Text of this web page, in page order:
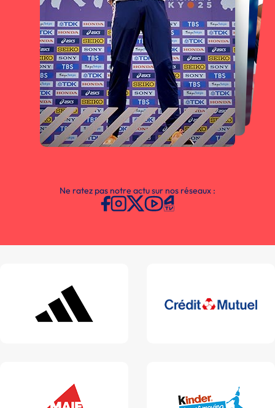
Ne ratez pas notre actu sur nos réseaux :